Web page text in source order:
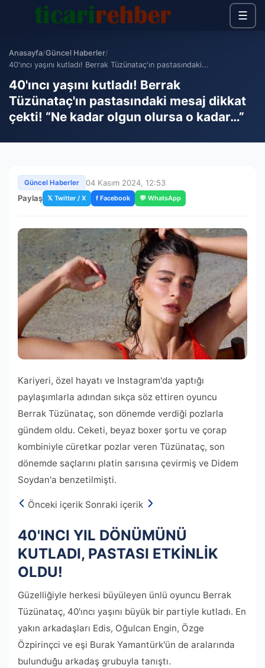
☰
Anasayfa/Güncel Haberler/
40'ıncı yaşını kutladı! Berrak Tüzünataç'ın pastasındaki...
40'ıncı yaşını kutladı! Berrak
Tüzünataç'ın pastasındaki mesaj dikkat
çekti! “Ne kadar olgun olursa o kadar…”
Güncel Haberler
04 Kasım 2024, 12:53
Paylaş 𝕏 Twitter / X f Facebook 💬 WhatsApp
Kariyeri, özel hayatı ve Instagram'da yaptığı
paylaşımlarla adından sıkça söz ettiren oyuncu
Berrak Tüzünataç, son dönemde verdiği pozlarla
gündem oldu. Ceketi, beyaz boxer şortu ve çorap
kombiniyle cüretkar pozlar veren Tüzünataç, son
dönemde saçlarını platin sarısına çevirmiş ve Didem
Soydan'a benzetilmişti.
Önceki içerik Sonraki içerik
40'INCI YIL DÖNÜMÜNÜ
KUTLADI, PASTASI ETKİNLİK
OLDU!
Güzelliğiyle herkesi büyüleyen ünlü oyuncu Berrak
Tüzünataç, 40'ıncı yaşını büyük bir partiyle kutladı. En
yakın arkadaşları Edis, Oğulcan Engin, Özge
Özpirinçci ve eşi Burak Yamantürk'ün de aralarında
bulunduğu arkadaş grubuyla tanıştı.